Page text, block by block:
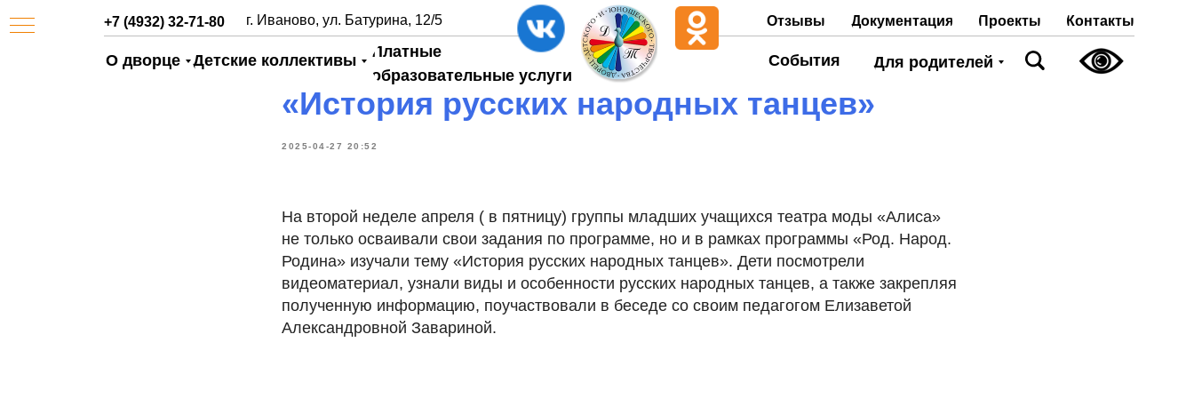
Контакты
Детские коллективы
Платные
образовательные услуги
+7 (4932) 32-71-80 Отзывы Документация
События
Проекты
г. Иваново, ул. Батурина, 12/5
О дворце Для родителей
«История русских народных танцев»
2025-04-27 20:52
На второй неделе апреля ( в пятницу) группы младших учащихся театра моды «Алиса»
не только осваивали свои задания по программе, но и в рамках программы «Род. Народ.
Родина» изучали тему «История русских народных танцев». Дети посмотрели
видеоматериал, узнали виды и особенности русских народных танцев, а также закрепляя
полученную информацию, поучаствовали в беседе со своим педагогом Елизаветой
Александровной Завариной.